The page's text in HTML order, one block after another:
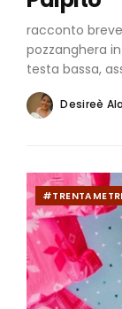
racconto
pozzanghera
testa bassa,
Desireè